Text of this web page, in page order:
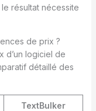
résultat nécessite
de prix ?
d’un logiciel de
détaillé des
TextBulker